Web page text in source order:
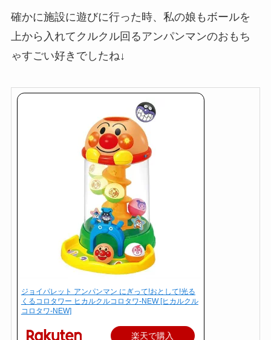
確かに施設に遊びに行った時、私の娘もボールを
上から入れてクルクル回るアンパンマンのおもち
ゃすごい好きでしたね↓
ジョイパレット アンパンマン にぎって!おとして!光る
くるコロタワー ヒカルクルコロタワ-NEW [ヒカルクル
コロタワ-NEW]
楽天で購入